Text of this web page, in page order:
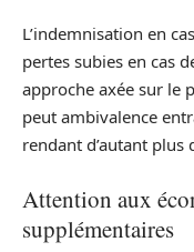
L’indemnisation en
pertes subies en cas
approche axée sur le
peut ambivalence
rendant d’autant
Attention aux
supplémentaires